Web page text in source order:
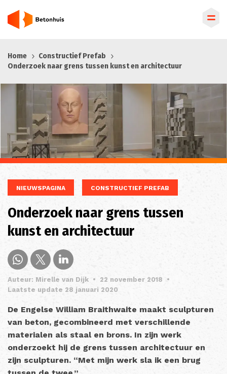
en
naar
de
Home
Constructief Prefab
Onderzoek naar grens tussen kunst en architectuur
NIEUWSPAGINA CONSTRUCTIEF PREFAB
Onderzoek naar grens tussen
kunst en architectuur
Auteur: Mirelle van Dijk • 22 november 2018
•
Laatste update 28 januari 2020
De Engelse William Braithwaite maakt sculpturen
van beton, gecombineerd met verschillende
materialen als staal en brons. In zijn werk
onderzoekt hij de grens tussen architectuur en
zijn sculpturen. “Met mijn werk sla ik een brug